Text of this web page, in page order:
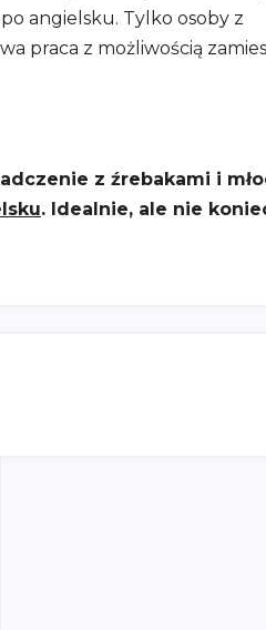
angielsku. Tylko osoby z
praca z możliwością
z źrebakami i
. Idealnie, ale nie